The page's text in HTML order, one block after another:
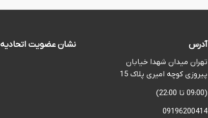
آدرس
تهران میدان شهدا خیابان
پیروزی کوچه امیری پلاک 15
(09:00 تا 22:00)
09196200414
نشان عضویت اتحادیه